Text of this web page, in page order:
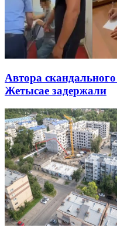
Автора скандального
Жетысае задержали